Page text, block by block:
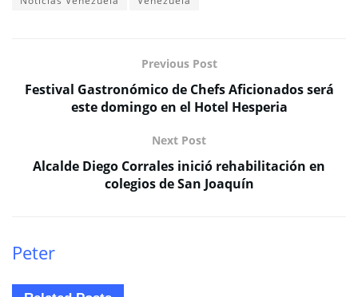
Previous Post
Festival Gastronómico de Chefs Aficionados será
este domingo en el Hotel Hesperia
Next Post
Alcalde Diego Corrales inició rehabilitación en
colegios de San Joaquín
Peter